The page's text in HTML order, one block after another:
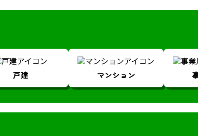
戸建 マンション